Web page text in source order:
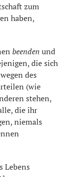
zum
haben,
beenden und
die sich
des
(wie
stehen,
die ihr
niemals
Lebens